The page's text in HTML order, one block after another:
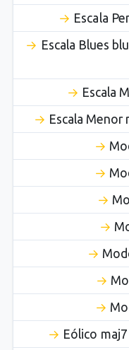
Escala
Escala Blues
Escala
Escala Menor
Eólico